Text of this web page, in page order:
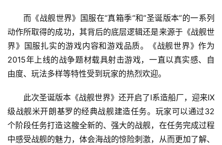
而《战舰世界》国服在“真箱季”和“圣诞版本”的一系列
动作所取得的成功，其背后的底层逻辑还是来源于《战舰世
界》国服扎实的游戏内容和游戏品质。《战舰世界》作为
2015年上线的战争题材载具射击游戏，一直以真实感、自
由度、玩法多样等特性受到玩家的热烈欢迎。
此次圣诞版本《战舰世界》还开启了I系造船厂，迎来IX
级战舰米开朗基罗的经典战舰建造任务。玩家可以通过32
个阶段任务打造这艘全新的、强大的战舰，在任务完成过程
中感受战舰的魅力，体会海战的惊险刺激，从而更加了解、